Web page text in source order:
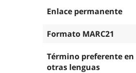
Enlace permanente
Formato MARC21
Término preferente en
otras lenguas